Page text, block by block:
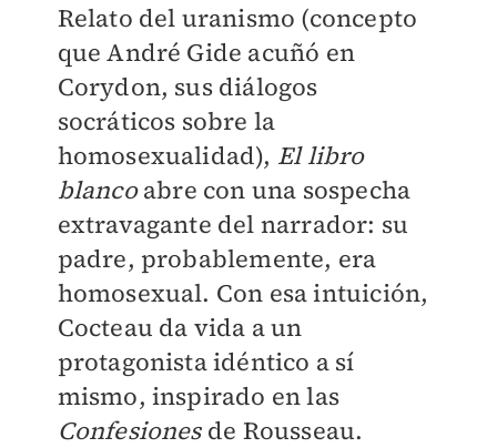
Relato del uranismo (concepto
que André Gide acuñó en
Corydon, sus diálogos
socráticos sobre la
homosexualidad), El libro
blancoabre con una sospecha
extravagante del narrador: su
padre, probablemente, era
homosexual. Con esa intuición,
Cocteau da vida a un
protagonista idéntico a sí
mismo, inspirado en las
Confesionesde Rousseau.